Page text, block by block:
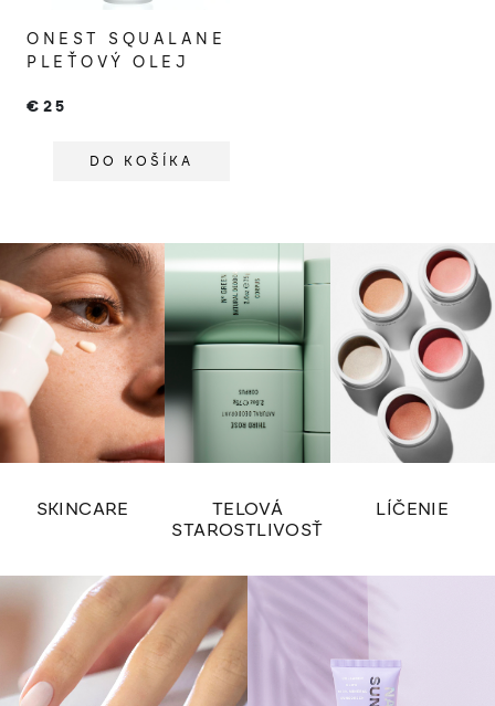
ONEST SQUALANE
PLEŤOVÝ OLEJ
€25
DO KOŠÍKA
SKINCARE
TELOVÁ
STAROSTLIVOSŤ
LÍČENIE